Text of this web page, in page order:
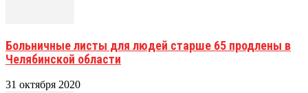
Больничные листы для людей старше 65 продлены в
Челябинской области
31 октября 2020